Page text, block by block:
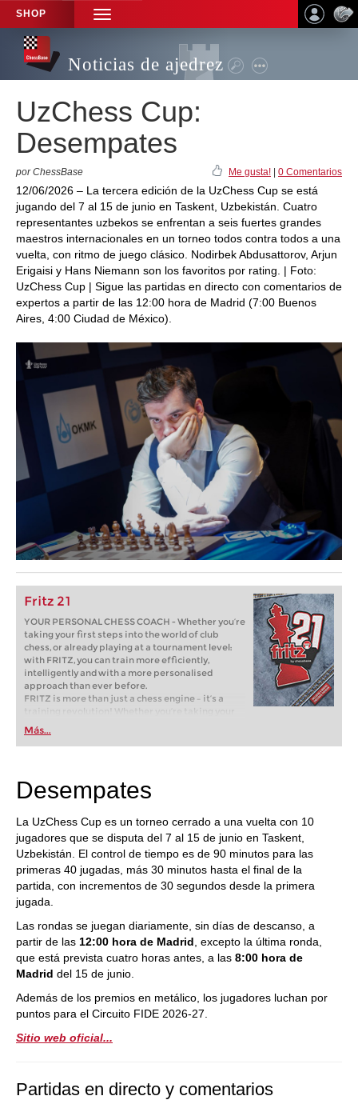
SHOP
TOGGLE
NAVIGATION
Noticias de ajedrez
UzChess Cup:
Desempates
por ChessBase Me gusta! 0 Comentarios
12/06/2026 – La tercera edición de la UzChess Cup se está
jugando del 7 al 15 de junio en Taskent, Uzbekistán. Cuatro
representantes uzbekos se enfrentan a seis fuertes grandes
maestros internacionales en un torneo todos contra todos a una
vuelta, con ritmo de juego clásico. Nodirbek Abdusattorov, Arjun
Erigaisi y Hans Niemann son los favoritos por rating. | Foto:
UzChess Cup | Sigue las partidas en directo con comentarios de
expertos a partir de las 12:00 hora de Madrid (7:00 Buenos
Aires, 4:00 Ciudad de México).
Fritz 21
YOUR PERSONAL CHESS COACH - Whether you’re
taking your first steps into the world of club
chess, or already playing at a tournament level:
with FRITZ, you can train more efficiently,
intelligently and with a more personalised
approach than ever before.
FRITZ is more than just a chess engine – it’s a
training revolution! Whether you’re taking your
first steps into the world of club chess, or already
playing at a tournament level: with FRITZ, you can
train more efficiently, intelligently and with a
Más...
Desempates
La UzChess Cup es un torneo cerrado a una vuelta con 10
jugadores que se disputa del 7 al 15 de junio en Taskent,
Uzbekistán. El control de tiempo es de 90 minutos para las
primeras 40 jugadas, más 30 minutos hasta el final de la
partida, con incrementos de 30 segundos desde la primera
jugada.
Las rondas se juegan diariamente, sin días de descanso, a
partir de las 12:00 hora de Madrid , excepto la última ronda,
que está prevista cuatro horas antes, a las 8:00 hora de
Madrid del 15 de junio.
Además de los premios en metálico, los jugadores luchan por
puntos para el Circuito FIDE 2026-27.
Sitio web oficial...
Partidas en directo y comentarios